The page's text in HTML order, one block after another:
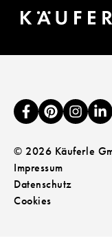
© 2026 Käuferle
Impressum
Datenschutz
Cookies